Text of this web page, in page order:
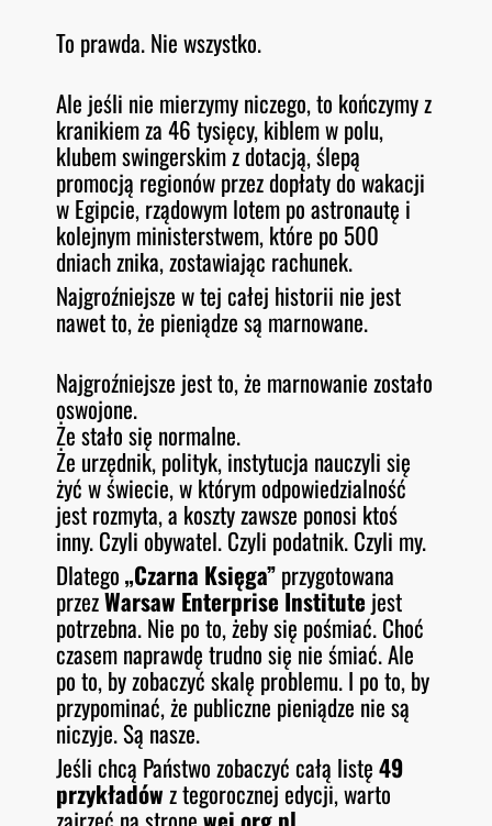
To prawda. Nie wszystko.
Ale jeśli nie mierzymy niczego, to kończymy z
kranikiem za 46 tysięcy, kiblem w polu,
klubem swingerskim z dotacją, ślepą
promocją regionów przez dopłaty do wakacji
w Egipcie, rządowym lotem po astronautę i
kolejnym ministerstwem, które po 500
dniach znika, zostawiając rachunek.
Najgroźniejsze w tej całej historii nie jest
nawet to, że pieniądze są marnowane.
Najgroźniejsze jest to, że marnowanie zostało
oswojone.
Że stało się normalne.
Że urzędnik, polityk, instytucja nauczyli się
żyć w świecie, w którym odpowiedzialność
jest rozmyta, a koszty zawsze ponosi ktoś
inny. Czyli obywatel. Czyli podatnik. Czyli my.
Dlatego„Czarna Księga”przygotowana
przezWarsaw Enterprise Institute jest
potrzebna. Nie po to, żeby się pośmiać. Choć
czasem naprawdę trudno się nie śmiać. Ale
po to, by zobaczyć skalę problemu. I po to, by
przypominać, że publiczne pieniądze nie są
niczyje. Są nasze.
Jeśli chcą Państwo zobaczyć całą listę49
przykładówz tegorocznej edycji, warto